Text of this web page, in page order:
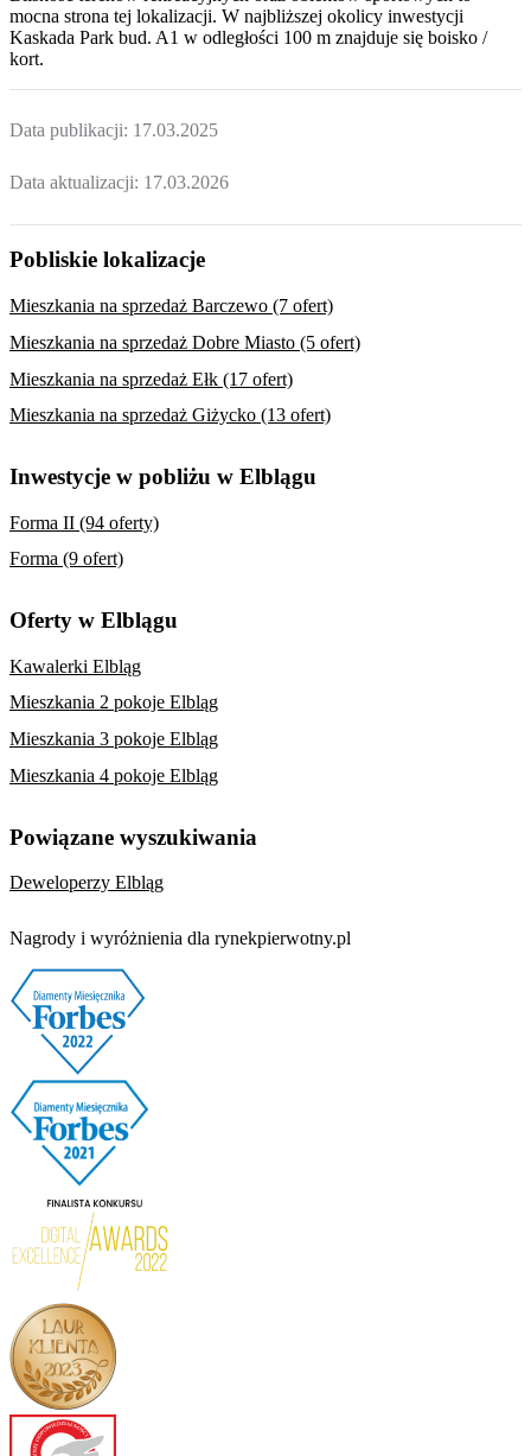
mocna strona tej lokalizacji. W najbliższej okolicy inwestycji
Kaskada Park bud. A1 w odległości 100 m znajduje się boisko /
kort.
Data publikacji: 17.03.2025
Data aktualizacji: 17.03.2026
Pobliskie lokalizacje
Mieszkania na sprzedaż Barczewo (7 ofert)
Mieszkania na sprzedaż Dobre Miasto (5 ofert)
Mieszkania na sprzedaż Ełk (17 ofert)
Mieszkania na sprzedaż Giżycko (13 ofert)
Inwestycje w pobliżu w Elblągu
Forma II (94 oferty)
Forma (9 ofert)
Oferty w Elblągu
Kawalerki Elbląg
Mieszkania 2 pokoje Elbląg
Mieszkania 3 pokoje Elbląg
Mieszkania 4 pokoje Elbląg
Powiązane wyszukiwania
Deweloperzy Elbląg
Nagrody i wyróżnienia dla rynekpierwotny.pl